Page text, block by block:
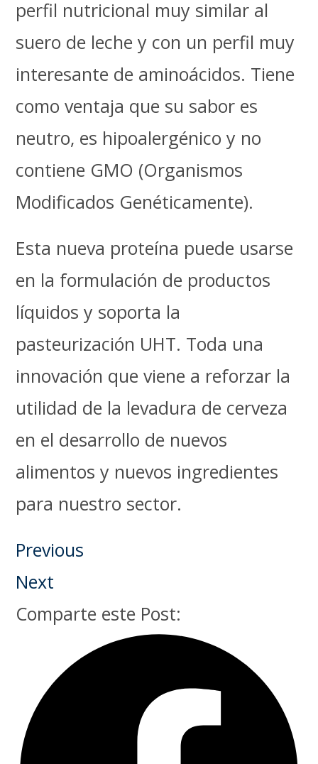
perfil nutricional muy similar al
suero de leche y con un perfil muy
interesante de aminoácidos. Tiene
como ventaja que su sabor es
neutro, es hipoalergénico y no
contiene GMO (Organismos
Modificados Genéticamente).
Esta nueva proteína puede usarse
en la formulación de productos
líquidos y soporta la
pasteurización UHT. Toda una
innovación que viene a reforzar la
utilidad de la levadura de cerveza
en el desarrollo de nuevos
alimentos y nuevos ingredientes
para nuestro sector.
Previous
Next
Comparte este Post: